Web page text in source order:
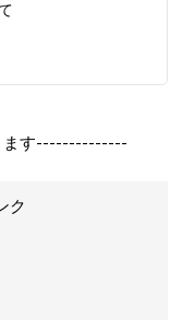
ます--------------
ク